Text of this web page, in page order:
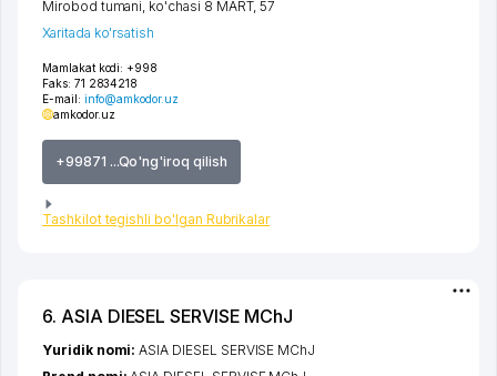
Mamlakat kodi: +998
Faks: 71 2834218
E-mail: info@amkodor.uz
amkodor.uz
+99871 ...Qo'ng'iroq qilish
Tashkilot tegishli bo'lgan Rubrikalar
Mirobod tumani ko'chasi 8 MART, 57
Xaritada ko'rsatish
6. ASIA DIESEL SERVISE MChJ
Yuridik nomi:ASIA DIESEL SERVISE MChJ